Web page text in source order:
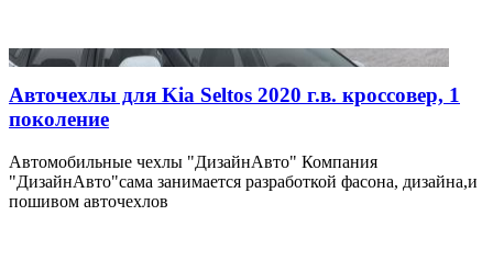
Авточехлы для Kia Seltos 2020 г.в. кроссовер, 1
поколение
Автомобильные чехлы "ДизайнАвто" Компания
"ДизайнАвто"сама занимается разработкой фасона, дизайна,и
пошивом авточехлов